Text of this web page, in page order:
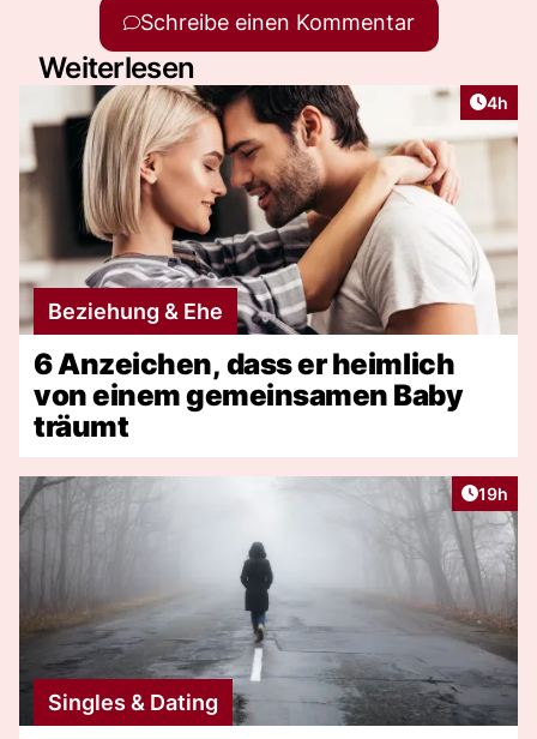
Schreibe einen Kommentar
Weiterlesen
4h
Beziehung & Ehe
6 Anzeichen, dass er heimlich
von einem gemeinsamen Baby
träumt
Artikel
19h
Singles & Dating